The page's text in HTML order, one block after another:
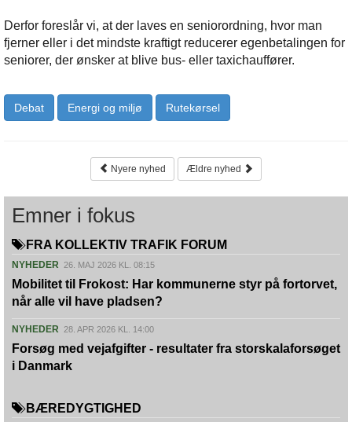
Derfor foreslår vi, at der laves en seniorordning, hvor man
fjerner eller i det mindste kraftigt reducerer egenbetalingen for
seniorer, der ønsker at blive bus- eller taxichauffører.
Debat Energi og miljø Rutekørsel
Nyere nyhed Ældre nyhed
Emner i fokus
FRA KOLLEKTIV TRAFIK FORUM
NYHEDER 26. MAJ 2026 KL. 08:15
Mobilitet til Frokost: Har kommunerne styr på fortorvet,
når alle vil have pladsen?
NYHEDER 28. APR 2026 KL. 14:00
Forsøg med vejafgifter - resultater fra storskalaforsøget
i Danmark
BÆREDYGTIGHED